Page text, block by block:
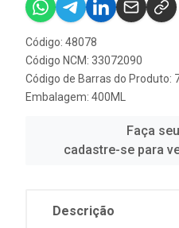
Código: 48078
Código NCM: 33072090
Código de Barras do Produto:
Embalagem: 400ML
Faça
cadastre-se para
Descrição